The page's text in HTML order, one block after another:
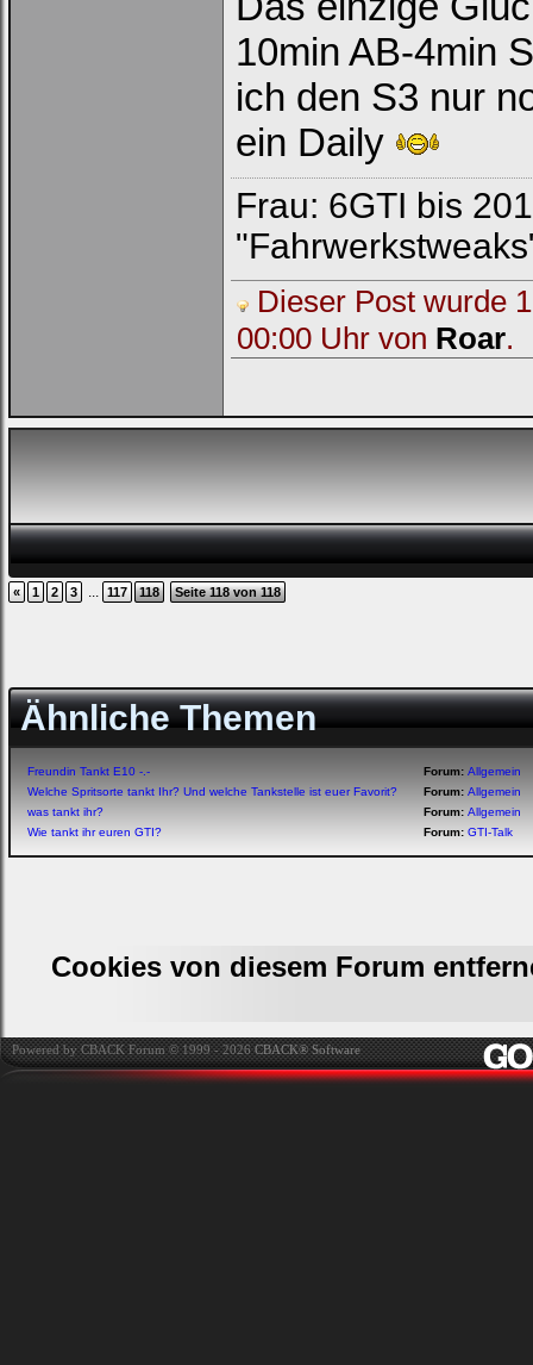
10min AB-4min
ich den S3 nur
ein Daily
Frau: 6GTI bis
Dieser Post wurde
00:00 Uhr von Roar.
« 1 2 3 ... 117 118 Seite 118 von 118
Ähnliche Themen
Freundin Tankt E10 -.- Forum: Allgemein
Welche Spritsorte tankt Ihr? Und welche Tankstelle ist euer Favorit?
Forum: Allgemein
was tankt ihr?
Forum: Allgemein
Wie tankt ihr euren GTI?
Forum: GTI-Talk
Cookies von diesem Forum
Powered by CBACK Forum © 1999 - 2026CBACK® Software